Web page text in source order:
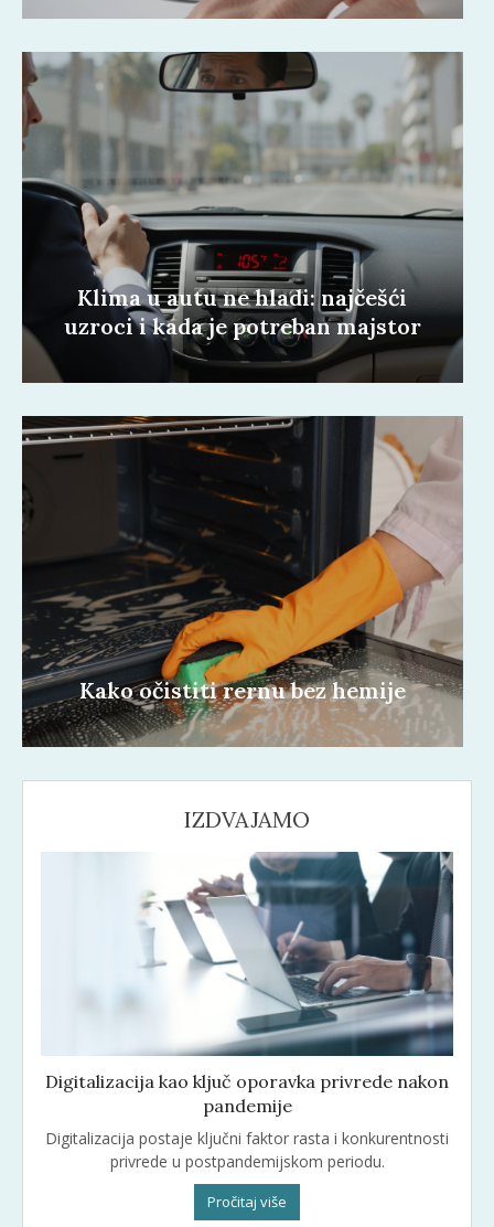
Klima u autu ne hladi: najčešći
uzroci i kada je potreban majstor
Kako očistiti rernu bez hemije
IZDVAJAMO
Digitalizacija kao ključ oporavka privrede nakon
pandemije
Digitalizacija postaje ključni faktor rasta i konkurentnosti
privrede u postpandemijskom periodu.
Pročitaj više